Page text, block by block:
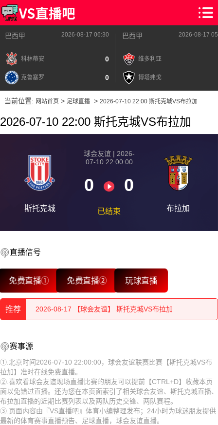
巴西甲 2026-08-17 06:30
科林蒂安 0
克鲁塞罗 0
巴西甲 2026-08-17
维多利亚
博塔弗戈
当前位置: 网站首页> 足球直播> 2026-07-10 22:00 斯托克城VS布拉加
2026-07-10 22:00 斯托克城VS布拉加
斯托克城
球会友谊 | 2026-
07-10 22:00:00
0 0
已结束 布拉加
直播信号
免费直播① 免费直播② 玩球直播
推荐
2026-08-17 【球会友谊】 斯托克城VS布拉加
2026-08-17 【球会友谊】 斯托克城VS布拉加
2026-08-17 【球会友谊】 斯托克城VS布拉加
2026-08-17 【球会友谊】 斯托克城VS布拉加
2026-08-17 【球会友谊】 斯托克城VS布拉加
2026-08-17 【球会友谊】 斯托克城VS布拉加
2026-08-17 【球会友谊】 斯托克城VS布拉加
2026-08-17 【球会友谊】 斯托克城VS布拉加
赛事源
①.北京时间2026-07-10 22:00:00，球会友谊联赛比赛【斯托克城VS布
拉加】准时在线免费直播。
②.喜欢看球会友谊现场直播比赛的朋友可以提前【CTRL+D】收藏本页
面以免错过直播。还为您在本页面索引了相关球会友谊、斯托克城直播、
布拉加直播的近期比赛列表以及两队历史交锋、两队赛程。
③.页面内容由『VS直播吧』体育小编整理发布；24小时为球迷朋友提供
最新的体育赛事直播预告、足球直播，球会友谊直播。